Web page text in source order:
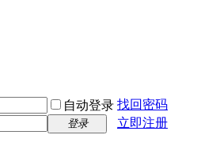
自动登录 找回密码
登录
立即注册